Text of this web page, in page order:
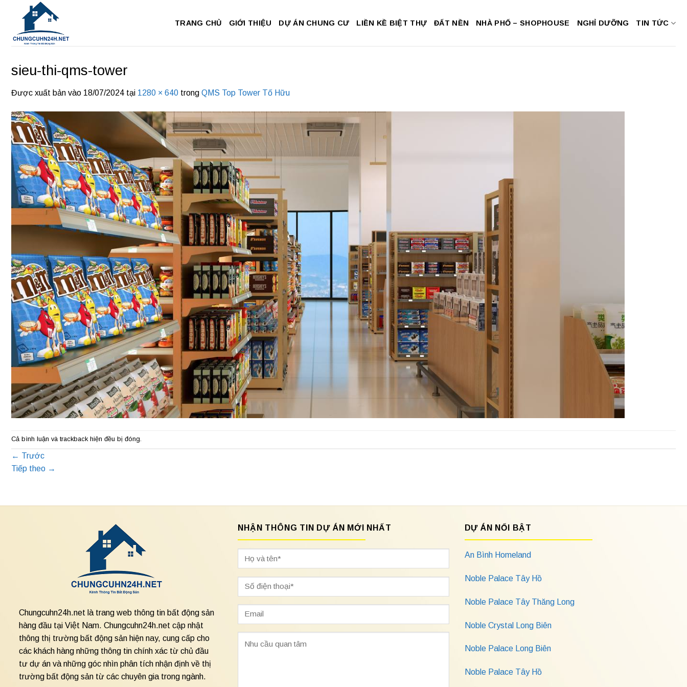
dung
TRANG CHỦ GIỚI THIỆU DỰ ÁN CHUNG CƯ LIỀN KỀ BIỆT THỰ ĐẤT NỀN NHÀ PHỐ – SHOPHOUSE NGHỈ DƯỠNG TIN TỨC
sieu-thi-qms-tower
Được xuất bản vào 18/07/2024 tại 1280 × 640 trong QMS Top Tower Tố Hữu
Cả bình luận và trackback hiện đều bị đóng.
← Trước
Tiếp theo →
Chungcuhn24h.net là trang web thông tin bất động sản
hàng đầu tại Việt Nam. Chungcuhn24h.net cập nhật
thông thị trường bất động sản hiện nay, cung cấp cho
các khách hàng những thông tin chính xác từ chủ đầu
tư dự án và những góc nhìn phân tích nhận định về thị
trường bất động sản từ các chuyên gia trong ngành.
NHẬN THÔNG TIN DỰ ÁN MỚI NHẤT DỰ ÁN NỔI BẬT
An Bình Homeland
Noble Palace Tây Hồ
Noble Palace Tây Thăng Long
Noble Crystal Long Biên
Noble Palace Long Biên
Noble Palace Tây Hồ